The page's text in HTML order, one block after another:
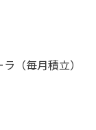
（毎月積立）